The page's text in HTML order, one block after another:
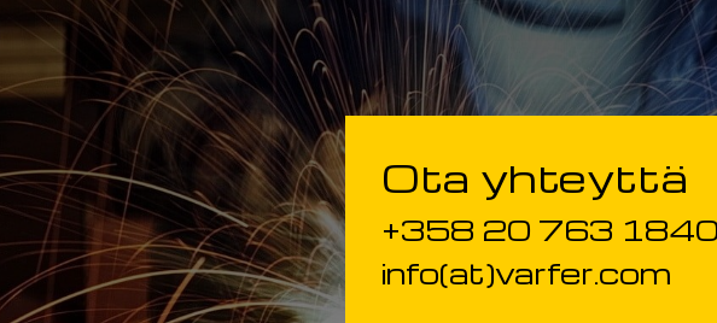
Ota yhteyttä
+358 20 763
info(at)varfer.com